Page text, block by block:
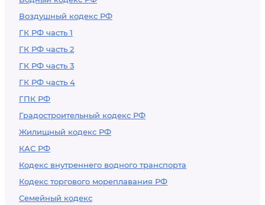
Воздушный кодекс РФ
ГК РФ часть 1
ГК РФ часть 2
ГК РФ часть 3
ГК РФ часть 4
ГПК РФ
Градостроительный кодекс РФ
Жилищный кодекс РФ
КАС РФ
Кодекс внутреннего водного транспорта
Кодекс торгового мореплавания РФ
Семейный кодекс